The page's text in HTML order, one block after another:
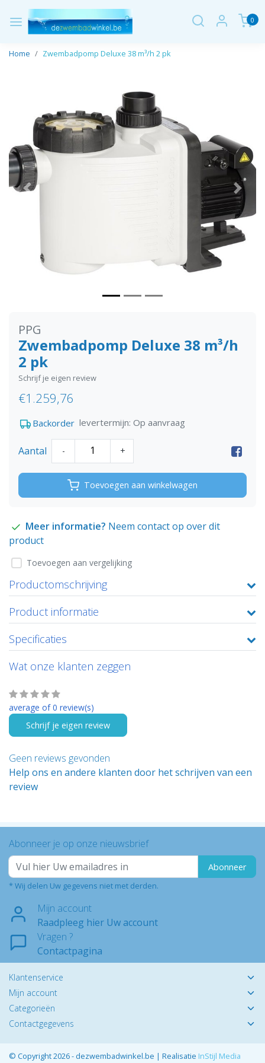
0
Home Zwembadpomp Deluxe 38 m³/h 2 pk
Vorige
PPG
Zwembadpomp Deluxe 38 m³/h
2 pk
Schrijf je eigen review
€1.259,76
Backorder levertermijn: Op aanvraag
Aantal - +
Toevoegen aan winkelwagen
Meer informatie? Neem contact op over dit
product
Toevoegen aan vergelijking
Productomschrijving
Product informatie
Specificaties
Wat onze klanten zeggen
average of 0 review(s)
Schrijf je eigen review
Geen reviews gevonden
Help ons en andere klanten door het schrijven van een
review
Abonneer je op onze nieuwsbrief
Abonneer
* Wij delen Uw gegevens niet met derden.
Mijn account
Raadpleeg hier Uw account
Vragen ?
Contactpagina
Klantenservice
Mijn account
Categorieën
Contactgegevens
© Copyright 2026 - dezwembadwinkel.be | Realisatie InStijl Media